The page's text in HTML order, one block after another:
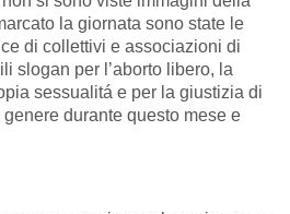
la giornata sono state le
di collettivi e associazioni di
slogan per l’aborto libero, la
sessualitá e per la giustizia di
durante questo mese e